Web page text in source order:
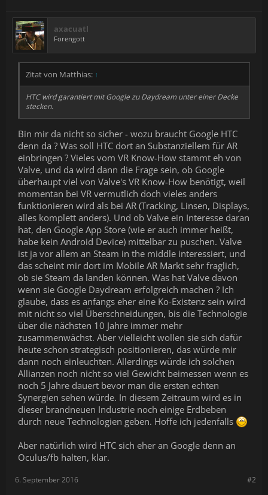
axacuatl
Forengott
Zitat von Matthias: ↑
HTC wird garantiert mit Google zu Daydream unter einer Decke
stecken.
Bin mir da nicht so sicher - wozu braucht Google HTC
denn da ? Was soll HTC dort an Substanziellem für AR
einbringen ? Vieles vom VR Know-How stammt eh von
Valve, und da wird dann die Frage sein, ob Google
überhaupt viel von Valve's VR Know-How benötigt, weil
momentan bei VR vermutlich doch vieles anders
funktionieren wird als bei AR (Tracking, Linsen, Displays,
alles komplett anders). Und ob Valve ein Interesse daran
hat, den Google App Store (wie er auch immer heißt,
habe kein Android Device) mittelbar zu puschen. Valve
ist ja vor allem an Steam in the middle interessiert, und
das scheint mir dort im Mobile AR Markt sehr fraglich,
ob sie Steam da landen können. Was hat Valve davon
wenn sie Google Daydream erfolgreich machen ? Ich
glaube, dass es anfangs eher eine Ko-Existenz sein wird
mit nicht so viel Überschneidungen, bis die Technologie
über die nächsten 10 Jahre immer mehr
zusammenwächst. Aber vielleicht wollen sie sich dafür
heute schon strategisch positionieren, das würde mir
dann noch einleuchten. Allerdings würde ich solchen
Allianzen noch nicht so viel Gewicht beimessen wenn es
noch 5 Jahre dauert bevor man die ersten echten
Synergien sehen würde. In diesem Zeitraum wird es in
dieser brandneuen Industrie noch einige Erdbeben
durch neue Technologien geben. Hoffe ich jedenfalls
Aber natürlich wird HTC sich eher an Google denn an
Oculus/fb halten, klar.
#2
6. September 2016